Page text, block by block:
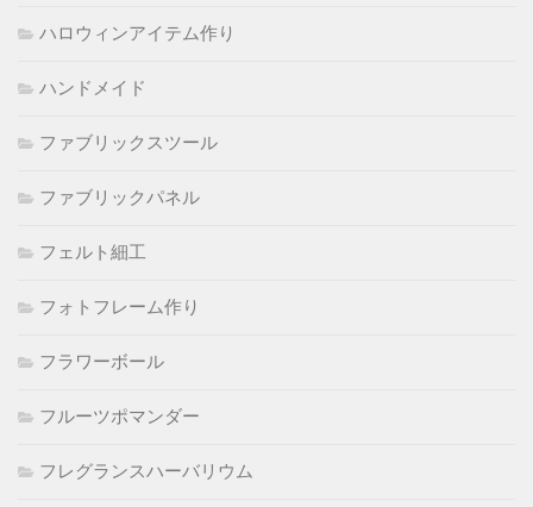
ハロウィンアイテム作り
ハンドメイド
ファブリックスツール
ファブリックパネル
フェルト細工
フォトフレーム作り
フラワーボール
フルーツポマンダー
フレグランスハーバリウム